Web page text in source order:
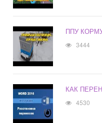
ППУ
3444
КАК
4530